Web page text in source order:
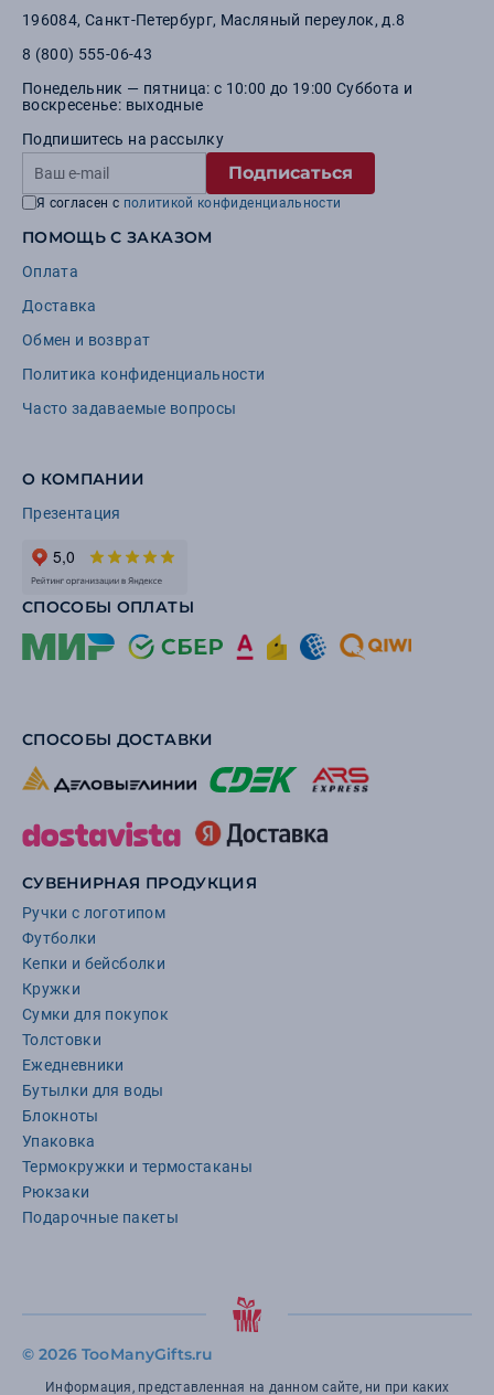
196084, Санкт-Петербург, Масляный переулок, д.8
8 (800) 555-06-43
Понедельник — пятница: с 10:00 до 19:00 Суббота и
воскресенье: выходные
Подпишитесь на рассылку
Подписаться
Я согласен с политикой конфиденциальности
ПОМОЩЬ С ЗАКАЗОМ
Оплата
Доставка
Обмен и возврат
Политика конфиденциальности
Часто задаваемые вопросы
О КОМПАНИИ
Презентация
СПОСОБЫ ОПЛАТЫ
СПОСОБЫ ДОСТАВКИ
СУВЕНИРНАЯ ПРОДУКЦИЯ
Ручки с логотипом
Футболки
Кепки и бейсболки
Кружки
Сумки для покупок
Толстовки
Ежедневники
Бутылки для воды
Блокноты
Упаковка
Термокружки и термостаканы
Рюкзаки
Подарочные пакеты
© 2026 TooManyGifts.ru
Информация, представленная на данном сайте, ни при каких